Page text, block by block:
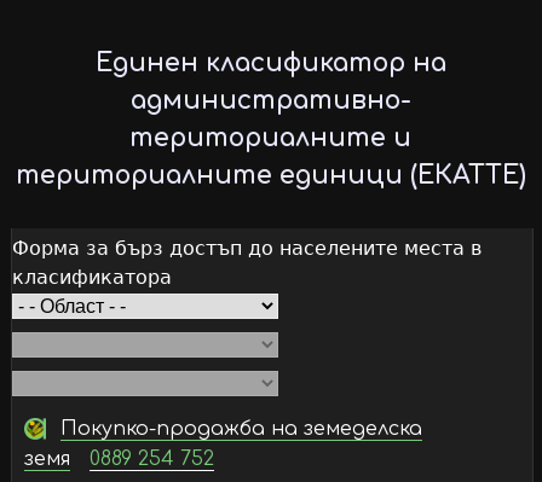
to
main
content
Единен класификатор на
административно-
териториалните и
териториалните единици (ЕКАТТЕ)
Форма за бърз достъп до населените места в
класификатора
Покупко-продажба на земеделска
земя
0889 254 752